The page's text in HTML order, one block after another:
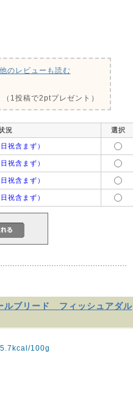
のレビューも読む
1投稿で2ptプレゼント）
況 選択
祝含まず）
祝含まず）
祝含まず）
祝含まず）
ブリード フィッシュアダル
100g